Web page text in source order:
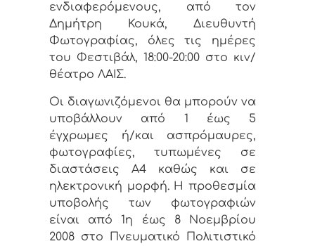
ενδιαφερόμενους, από τον
Δημήτρη Κουκά, Διευθυντή
Φωτογραφίας, όλες τις ημέρες
του Φεστιβάλ, 18:00-20:00 στο κιν/
θέατρο ΛΑΙΣ.
Οι διαγωνιζόμενοι θα μπορούν να
υποβάλλουν από 1 έως 5
έγχρωμες ή/και ασπρόμαυρες,
φωτογραφίες, τυπωμένες σε
διαστάσεις Α4 καθώς και σε
ηλεκτρονική μορφή. Η προθεσμία
υποβολής των φωτογραφιών
είναι από 1η έως 8 Νοεμβρίου
2008 στο Πνευματικό Πολιτιστικό